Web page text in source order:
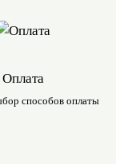
Оплата
способов оплаты